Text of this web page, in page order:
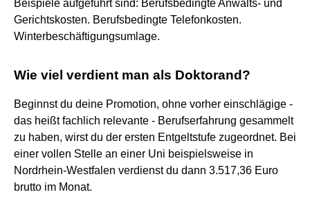
Beispiele aufgeführt sind: Berufsbedingte Anwalts- und
Gerichtskosten. Berufsbedingte Telefonkosten.
Winterbeschäftigungsumlage.
Wie viel verdient man als Doktorand?
Beginnst du deine Promotion, ohne vorher einschlägige -
das heißt fachlich relevante - Berufserfahrung gesammelt
zu haben, wirst du der ersten Entgeltstufe zugeordnet. Bei
einer vollen Stelle an einer Uni beispielsweise in
Nordrhein-Westfalen verdienst du dann 3.517,36 Euro
brutto im Monat.